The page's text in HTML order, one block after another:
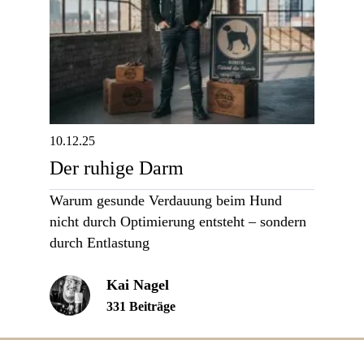
10.12.25
Der ruhige Darm
Warum gesunde Verdauung beim Hund
nicht durch Optimierung entsteht – sondern
durch Entlastung
Kai Nagel
331 Beiträge